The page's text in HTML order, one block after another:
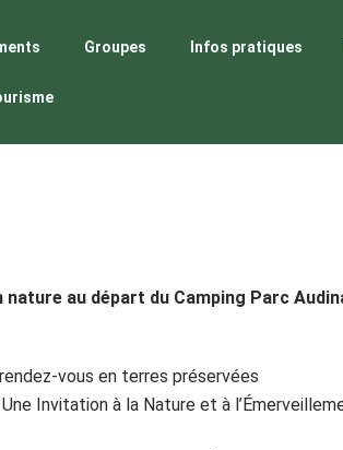
Groupes Infos pratiques
au départ du Camping Parc
vous en terres préservées
Invitation à la Nature et à